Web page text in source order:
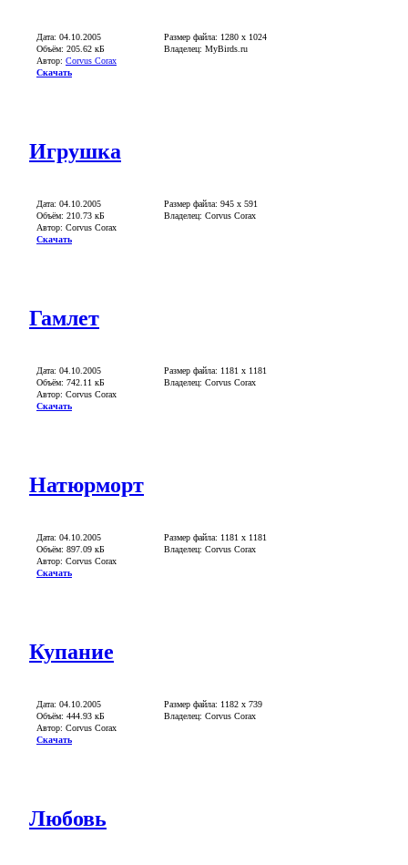
Дата: 04.10.2005
Объём: 205.62 кБ
Автор: Corvus Corax
Скачать
Размер файла: 1280 х 1024
Владелец: MyBirds.ru
Игрушка
Дата: 04.10.2005
Объём: 210.73 кБ
Автор: Corvus Corax
Скачать
Размер файла: 945 x 591
Владелец: Corvus Corax
Гамлет
Дата: 04.10.2005
Объём: 742.11 кБ
Автор: Corvus Corax
Скачать
Размер файла: 1181 x 1181
Владелец: Corvus Corax
Натюрморт
Дата: 04.10.2005
Объём: 897.09 кБ
Автор: Corvus Corax
Скачать
Размер файла: 1181 x 1181
Владелец: Corvus Corax
Купание
Дата: 04.10.2005
Объём: 444.93 кБ
Автор: Corvus Corax
Скачать
Размер файла: 1182 x 739
Владелец: Corvus Corax
Любовь